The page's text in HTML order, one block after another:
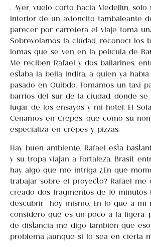
… Ayer, vuelo corto hacia Medellín,
interior de un avioncito tambaleante
parecer por carretera el viaje toma
Sobrevolamos la ciudad, reconocí los
lomas que se ven en la película de
Me reciben Rafael y dos bailarines,
estaba la bella Indira, a quien ya
pasado en Quibdo. Tomamos un taxi
barrios del sur de la ciudad, donde
lugar de los ensayos y mi hotel, El
Cenamos en Crepes, que como su
especializa en crêpes y pizzas.
Hay buen ambiente, Rafael está
y su tropa viajan a Fortaleza, Brasil,
hay algo que me intriga ¿En qué
trabajar sobre el proyecto? Rafael me
creado dos fragmentos de 10 minutos
descubrir hoy mismo. En lo que a mí
considero que es un poco a la ligera,
de distancia me digo también que
problema ¡aunque si lo sea en cierta